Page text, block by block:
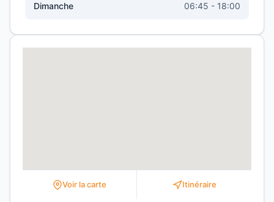
Dimanche 06:45 - 18:00
Voir la carte Itinéraire